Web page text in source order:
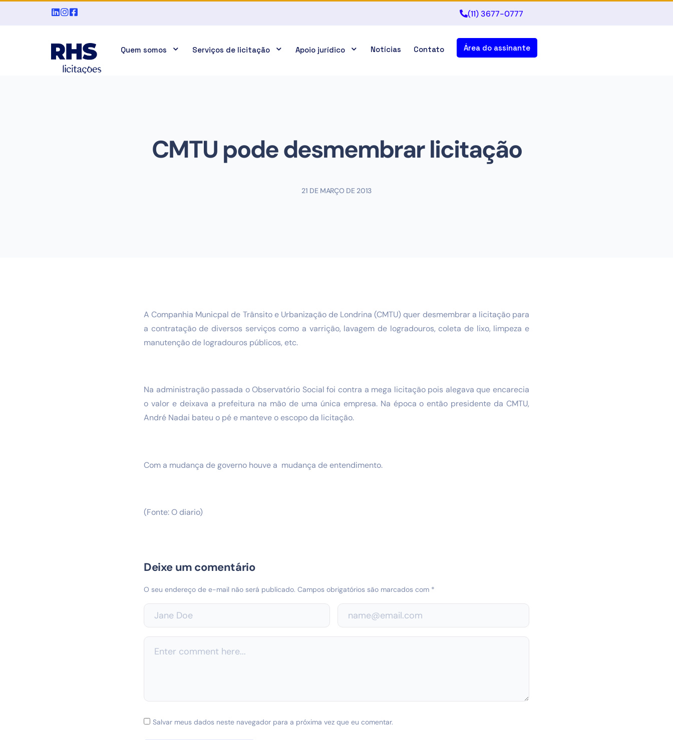
(11) 3677-0777
Quem somos Serviços de licitação Apoio jurídico Notícias Contato Área do assinante
CMTU pode desmembrar licitação
21 DE MARÇO DE 2013
A Companhia Municpal de Trânsito e Urbanização de Londrina (CMTU) quer desmembrar a licitação para
a contratação de diversos serviços como a varrição, lavagem de logradouros, coleta de lixo, limpeza e
manutenção de logradouros públicos, etc.
Na administração passada o Observatório Social foi contra a mega licitação pois alegava que encarecia
o valor e deixava a prefeitura na mão de uma única empresa. Na época o então presidente da CMTU,
André Nadai bateu o pé e manteve o escopo da licitação.
Com a mudança de governo houve a mudança de entendimento.
(Fonte: O diario)
Deixe um comentário
O seu endereço de e-mail não será publicado. Campos obrigatórios são marcados com *
Salvar meus dados neste navegador para a próxima vez que eu comentar.